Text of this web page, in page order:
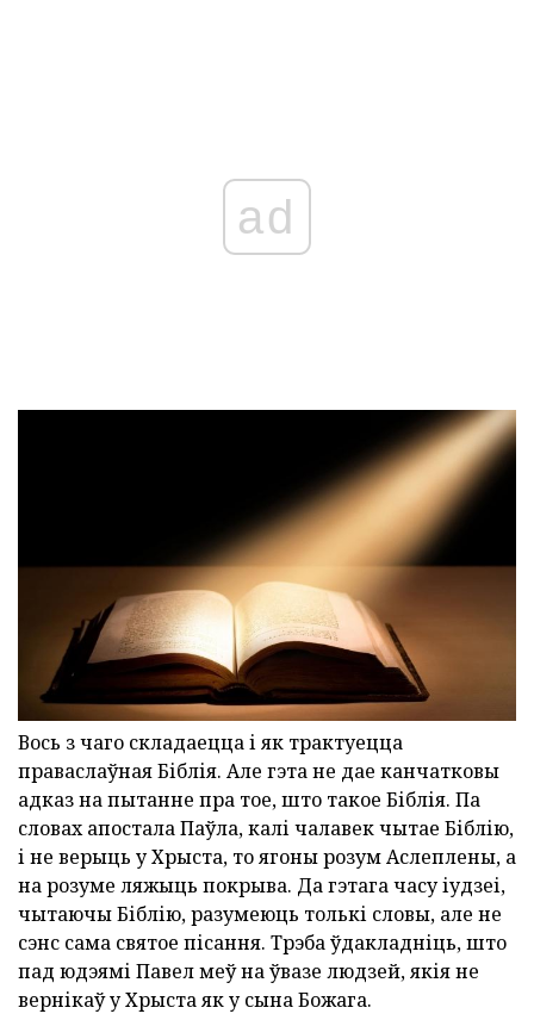
ad
Вось з чаго складаецца і як трактуецца
праваслаўная Біблія. Але гэта не дае канчатковы
адказ на пытанне пра тое, што такое Біблія. Па
словах апостала Паўла, калі чалавек чытае Біблію,
і не верыць у Хрыста, то ягоны розум Аслеплены, а
на розуме ляжыць покрыва. Да гэтага часу іудзеі,
чытаючы Біблію, разумеюць толькі словы, але не
сэнс сама святое пісання. Трэба ўдакладніць, што
пад юдэямі Павел меў на ўвазе людзей, якія не
вернікаў у Хрыста як у сына Божага.